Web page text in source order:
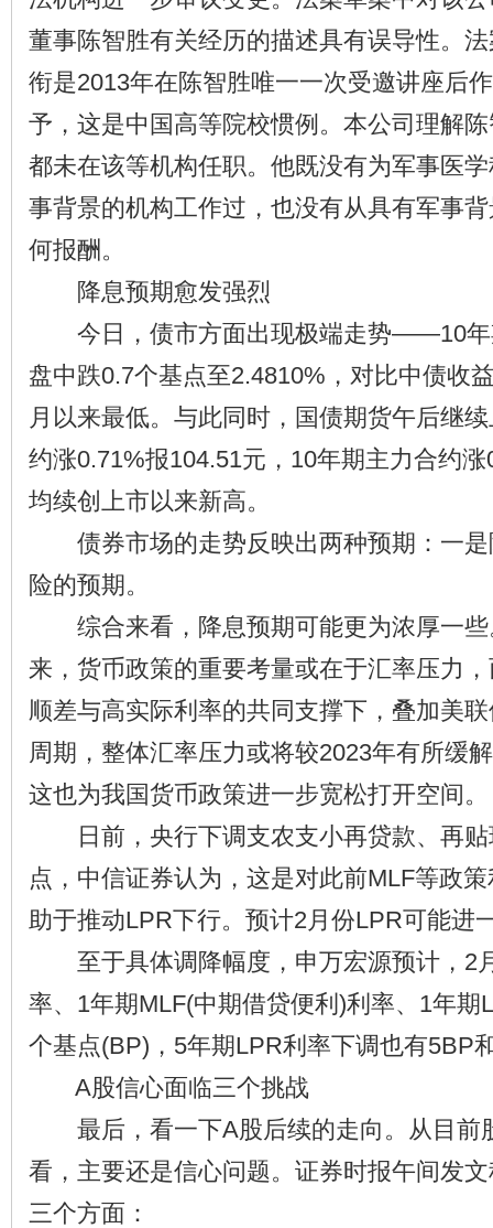
董事陈智胜有关经历的描述具有误导性。
衔是2013年在陈智胜唯一一次受邀讲座后
予，这是中国高等院校惯例。本公司理解
都未在该等机构任职。他既没有为军事医
事背景的机构工作过，也没有从具有军事
何报酬。
降息预期愈发强烈
今日，债市方面出现极端走势——10年
盘中跌0.7个基点至2.4810%，对比中债收
月以来最低。与此同时，国债期货午后继
约涨0.71%报104.51元，10年期主力合约
均续创上市以来新高。
债券市场的走势反映出两种预期：一是
险的预期。
综合来看，降息预期可能更为浓厚一些
来，货币政策的重要考量或在于汇率压力
顺差与高实际利率的共同支撑下，叠加美
周期，整体汇率压力或将较2023年有所缓
这也为我国货币政策进一步宽松打开空间。
日前，央行下调支农支小再贷款、再贴
点，中信证券认为，这是对此前MLF等政
助于推动LPR下行。预计2月份LPR可能进
至于具体调降幅度，申万宏源预计，2
率、1年期MLF(中期借贷便利)利率、1年期
个基点(BP)，5年期LPR利率下调也有5BP
A股信心面临三个挑战
最后，看一下A股后续的走向。从目前
看，主要还是信心问题。证券时报午间发
三个方面：